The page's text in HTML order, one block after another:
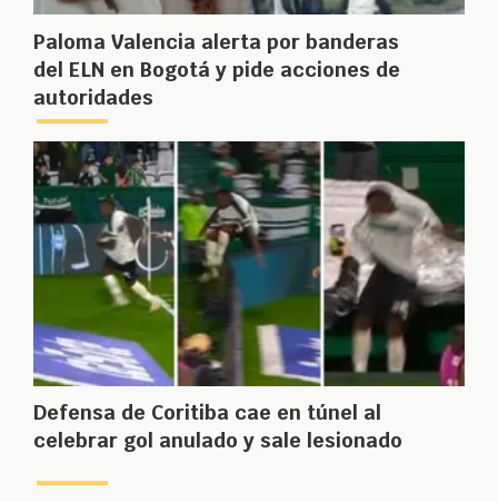
Paloma Valencia alerta por banderas
del ELN en Bogotá y pide acciones de
autoridades
Defensa de Coritiba cae en túnel al
celebrar gol anulado y sale lesionado